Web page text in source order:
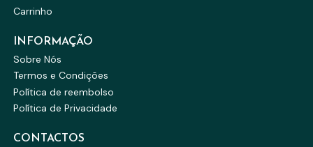
Carrinho
INFORMAÇÃO
Sobre Nós
Termos e Condições
Política de reembolso
Política de Privacidade
CONTACTOS